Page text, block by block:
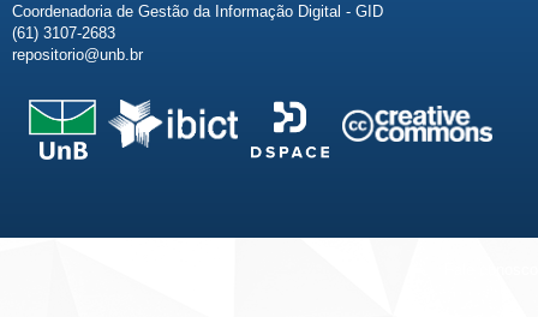
Coordenadoria de Gestão da Informação Digital - GID
(61) 3107-2683
repositorio@unb.br